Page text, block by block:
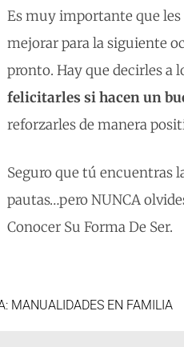
Es muy importante que
mejorar para la siguiente
pronto. Hay que decirles a
felicitarles si hacen un
reforzarles de manera
Seguro que tú encuentras
pautas…pero NUNCA
Conocer Su Forma De Ser.
MANUALIDADES EN FAMILIA